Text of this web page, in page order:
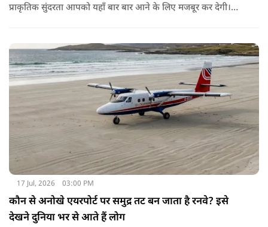
प्राकृतिक सुंदरता आपको यहाँ बार बार आने के लिए मजबूर कर देगी।
जाम मिलेंगे और न ही कोई ओवरटेक करने वाला। यहाँ की सबसे खास
बात ये है कि यहाँ गाड़ियों का हॉर्न या शोर न के बराबर सुनाई देता है। लोग
यहाँ बेवजह गाड़ी का हॉर्न नहीं बजाते। इसलिए इस शहर को 'साइलेंट
सिटी' का खिताब भी मिला हुआ है।
17 Jul, 2026 03:00 PM
कौन से अनोखे एयरपोर्ट पर समुद्र तट बन जाता है रनवे? इसे
देखने दुनिया भर से आते हैं लोग